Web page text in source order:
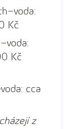
Kč
Kč
cca
z